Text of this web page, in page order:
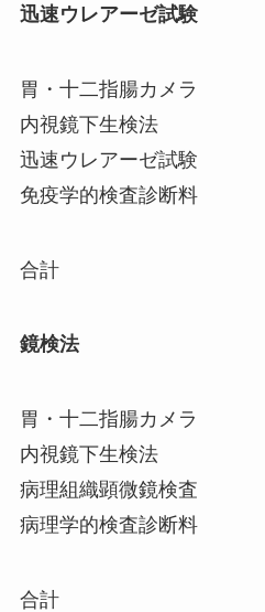
迅速ウレアーゼ試験
胃・十二指腸カメラ
内視鏡下生検法 310
迅速ウレアーゼ試験
免疫学的検査診断料
合計 1654点
鏡検法
胃・十二指腸カメラ
内視鏡下生検法 310
病理組織顕微鏡検査
病理学的検査診断料
合計 2480点